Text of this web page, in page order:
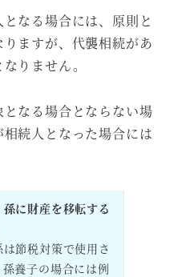
なる場合には、原則と
ますが、代襲相続があ
りません。
なる場合とならない場
続人となった場合には
孫に財産を移転する
節税対策で使用さ
養子の場合には例